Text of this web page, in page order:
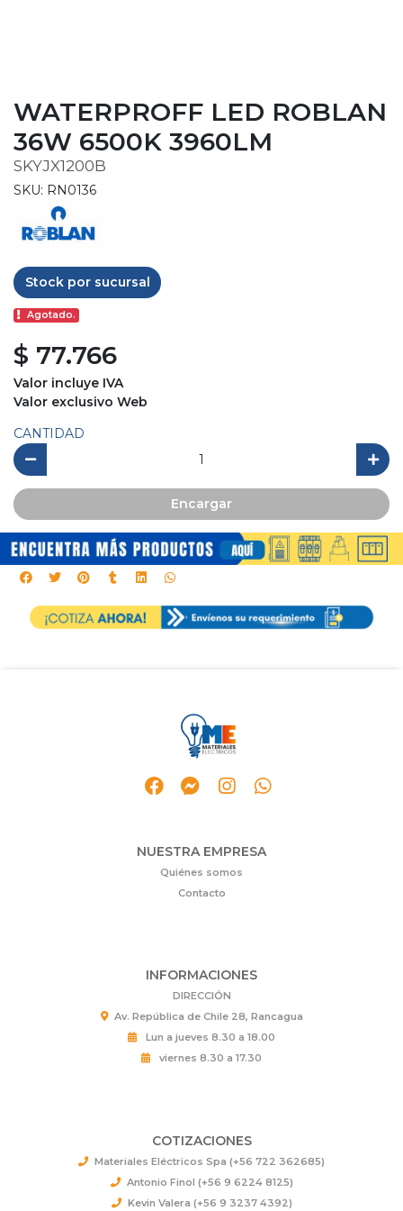
WATERPROFF LED ROBLAN
36W 6500K 3960LM
SKYJX1200B
SKU: RN0136
Stock por sucursal
Agotado.
$ 77.766
Valor incluye IVA
Valor exclusivo Web
CANTIDAD
Encargar
NUESTRA EMPRESA
Quiénes somos
Contacto
INFORMACIONES
DIRECCIÓN
Av. República de Chile 28, Rancagua
Lun a jueves 8.30 a 18.00
viernes 8.30 a 17.30
COTIZACIONES
Materiales Eléctricos Spa (+56 722 362685)
Antonio Finol (+56 9 6224 8125)
Kevin Valera (+56 9 3237 4392)